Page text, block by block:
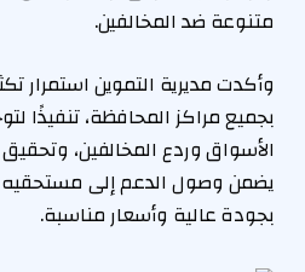
متنوعة ضد المخالفين.
وأكدت مديرية التموين استمرار
بجميع مراكز المحافظة، تنفيذًا
الأسواق وردع المخالفين، وتحقيق
يضمن وصول الدعم إلى مستحقيه
بجودة عالية وأسعار مناسبة.